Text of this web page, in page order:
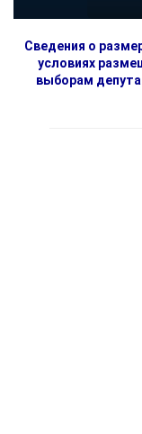
Сведения о
условиях
выборам